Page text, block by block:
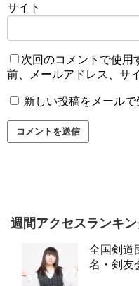
サイト
次回のコメントで使用
前、メールアドレス、サ
新しい投稿をメールで
週間アクセスランキ
全国剣道
名・剣友